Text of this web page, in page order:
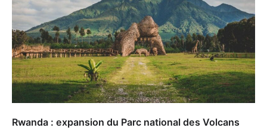
Rwanda : expansion du Parc national des Volcans